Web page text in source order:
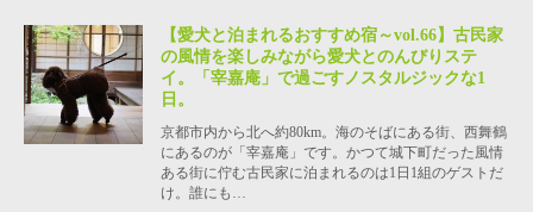
【愛犬と泊まれるおすすめ宿～vol.66】古民家
の風情を楽しみながら愛犬とのんびりステ
イ。「宰嘉庵」で過ごすノスタルジックな1
日。
京都市内から北へ約80km。海のそばにある街、西舞鶴
にあるのが「宰嘉庵」です。かつて城下町だった風情
ある街に佇む古民家に泊まれるのは1日1組のゲストだ
け。誰にも…